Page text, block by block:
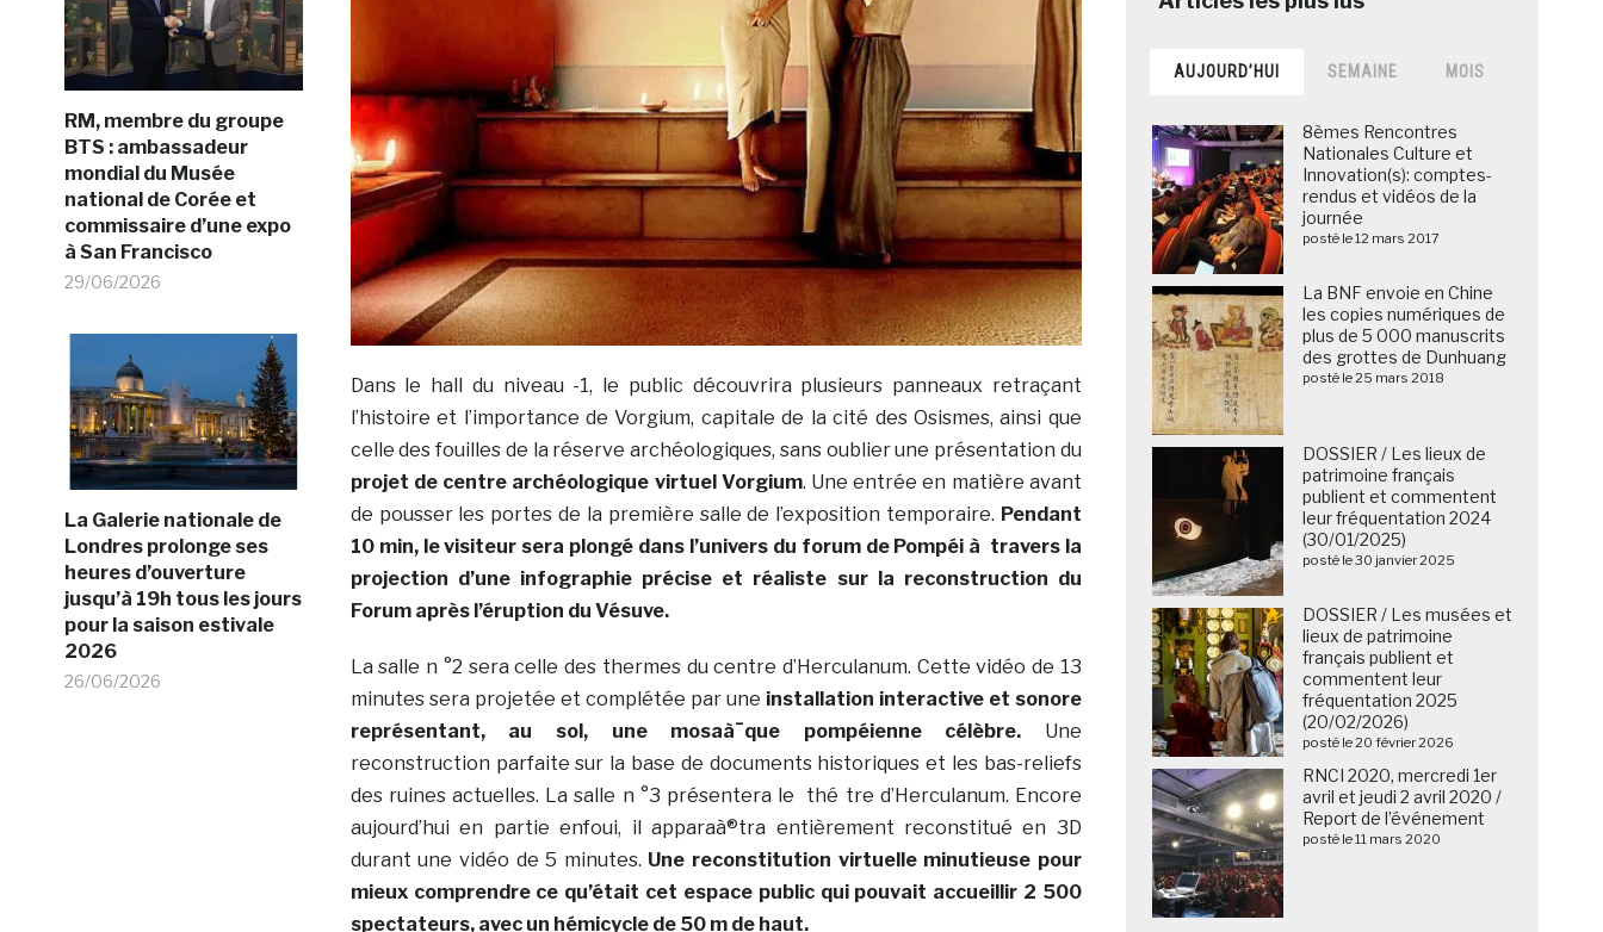
RM, membre du groupe
BTS : ambassadeur
mondial du Musée
national de Corée et
commissaire d’une expo
à San Francisco
29/06/2026
La Galerie nationale de
Londres prolonge ses
heures d’ouverture
jusqu’à 19h tous les jours
pour la saison estivale
2026
26/06/2026
Dans le hall du niveau -1, le public découvrira plusieurs panneaux retraçant
l’histoire et l’importance de Vorgium, capitale de la cité des Osismes, ainsi que
celle des fouilles de la réserve archéologiques, sans oublier une présentation du
projet de centre archéologique virtuel Vorgium. Une entrée en matière avant
de pousser les portes de la première salle de l’exposition temporaire. Pendant
10 min, le visiteur sera plongé dans l’univers du forum de Pompéi à travers la
projection d’une infographie précise et réaliste sur la reconstruction du
Forum après l’éruption du Vésuve.
La salle n °2 sera celle des thermes du centre d’Herculanum. Cette vidéo de 13
minutes sera projetée et complétée par une installation interactive et sonore
représentant, au sol, une mosaà¯que pompéienne célèbre. Une
reconstruction parfaite sur la base de documents historiques et les bas-reliefs
des ruines actuelles. La salle n °3 présentera le thé tre d’Herculanum. Encore
aujourd’hui en partie enfoui, il apparaà®tra entièrement reconstitué en 3D
durant une vidéo de 5 minutes. Une reconstitution virtuelle minutieuse pour
mieux comprendre ce qu’était cet espace public qui pouvait accueillir 2 500
spectateurs, avec un hémicycle de 50 m de haut.
AUJOURD’HUI SEMAINE MOIS
8èmes Rencontres
Nationales Culture et
Innovation(s): comptes-
rendus et vidéos de la
journée
posté le 12 mars 2017
La BNF envoie en Chine
les copies numériques de
plus de 5 000 manuscrits
des grottes de Dunhuang
posté le 25 mars 2018
DOSSIER / Les lieux de
patrimoine français
publient et commentent
leur fréquentation 2024
(30/01/2025)
posté le 30 janvier 2025
DOSSIER / Les musées et
lieux de patrimoine
français publient et
commentent leur
fréquentation 2025
(20/02/2026)
posté le 20 février 2026
RNCI 2020, mercredi 1er
avril et jeudi 2 avril 2020 /
Report de l’événement
posté le 11 mars 2020